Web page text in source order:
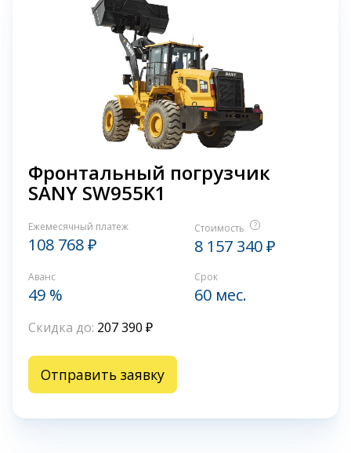
Фронтальный погрузчик
SANY SW955K1
Ежемесячный платеж
108 768 ₽
Стоимость ?
8 157 340 ₽
Аванс
49 %
Срок
60 мес.
Скидка до: 207 390 ₽
Отправить заявку